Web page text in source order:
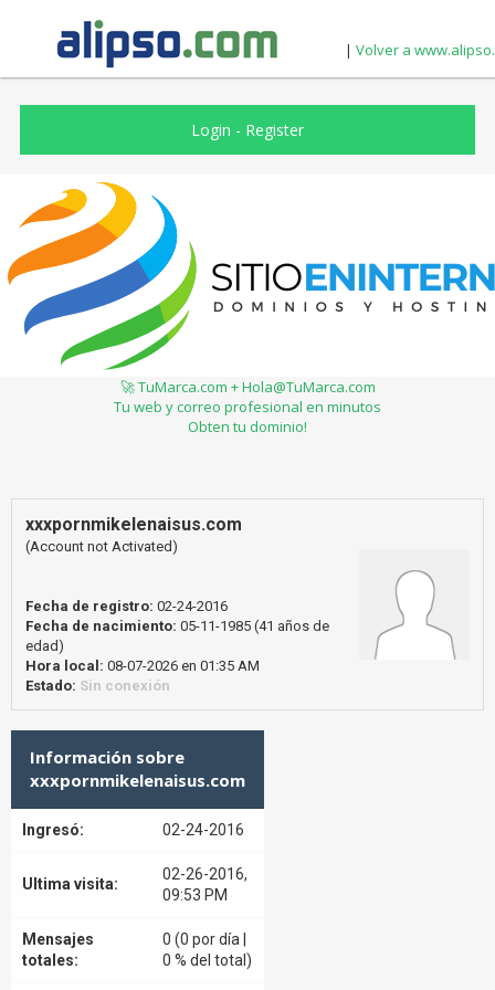
| Volver a
Login - Register
🚀 TuMarca.com + Hola@TuMarca.com
Tu web y correo profesional en minutos
Obten tu dominio!
xxxpornmikelenaisus.com
(Account not Activated)
Fecha de registro: 02-24-2016
Fecha de nacimiento: 05-11-1985 (41 años de
edad)
Hora local: 08-07-2026 en 01:35 AM
Estado: Sin conexión
Información sobre
xxxpornmikelenaisus.com
Ingresó: 02-24-2016
Ultima visita:
02-26-2016,
09:53 PM
Mensajes
totales:
0 (0 por día |
0 % del total)